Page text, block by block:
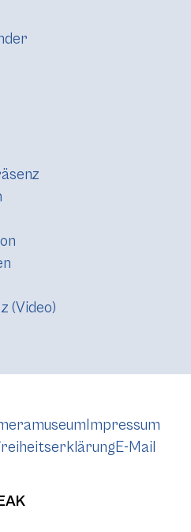
(Video)
Impressum
E-Mail